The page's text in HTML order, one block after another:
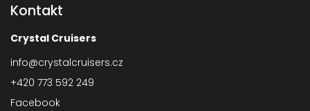
Kontakt
Crystal Cruisers
info@crystalcruisers.cz
+420 773 592 249
Facebook